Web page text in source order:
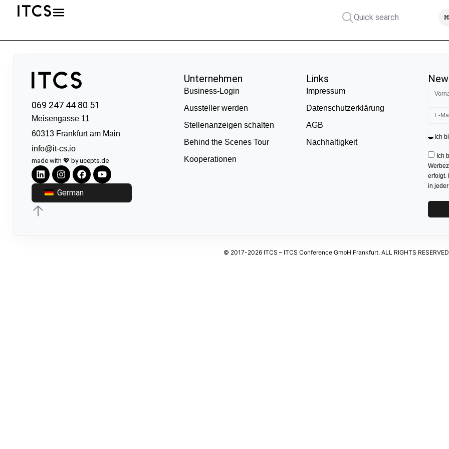
Quick search
069 247 44 80 51
Meisengasse 11
60313 Frankfurt am Main
info@it-cs.io
made with 💖 by ucepts.de
German
Unternehmen
Business-Login
Aussteller werden
Stellenanzeigen schalten
Behind the Scenes Tour
Kooperationen
Links
Impressum
Datenschutzerklärung
AGB
Nachhaltigkeit
Ich
erfolgt.
in
© 2017-2026 ITCS – ITCS Conference GmbH Frankfurt. ALL RIGHTS